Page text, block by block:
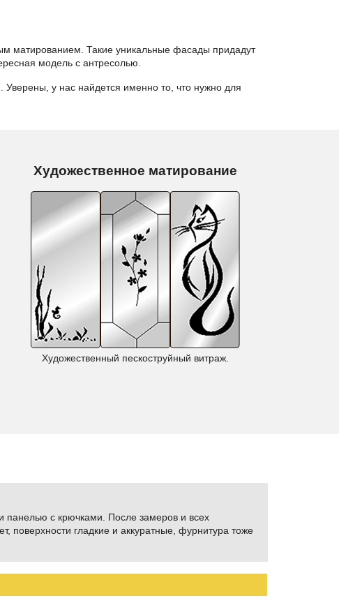
матированием. Такие уникальные фасады придадут
модель с антресолью.
Уверены, у нас найдется именно то, что нужно для
Художественное матирование
Художественный пескоструйный витраж.
панелью с крючками. После замеров и всех
поверхности гладкие и аккуратные, фурнитура тоже